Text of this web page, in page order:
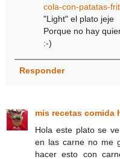
cola-con-patatas-
"Light" el plato jeje
Porque no hay
:-)
Responder
mis recetas comida
Hola este plato se
en las carne no me
hacer esto con